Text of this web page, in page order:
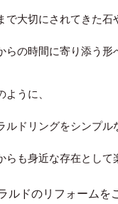
で大切にされてきた石
らの時間に寄り添う形
ように、
ルドリングをシンプル
らも身近な存在として
ルドのリフォームを